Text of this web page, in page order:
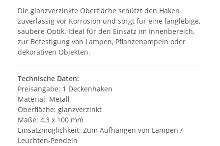
Die glanzverzinkte Oberfläche schützt den Haken
zuverlässig vor Korrosion und sorgt für eine langlebige,
saubere Optik. Ideal für den Einsatz im Innenbereich,
zur Befestigung von Lampen, Pflanzenampeln oder
dekorativen Objekten.
Technische Daten:
Preisangabe: 1 Deckenhaken
Material: Metall
Oberfläche: glanzverzinkt
Maße: 4,3 x 100 mm
Einsatzmöglichkeit: Zum Aufhängen von Lampen /
Leuchten-Pendeln